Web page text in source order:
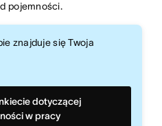
pojemności.
znajduje się Twoja
dotyczącej
w pracy